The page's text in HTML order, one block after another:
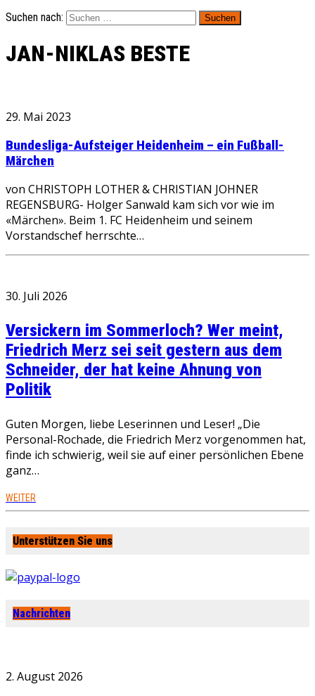
Suchen nach:
JAN-NIKLAS BESTE
29. Mai 2023
Bundesliga-Aufsteiger Heidenheim – ein Fußball-
Märchen
von CHRISTOPH LOTHER & CHRISTIAN JOHNER
REGENSBURG- Holger Sanwald kam sich vor wie im
«Märchen». Beim 1. FC Heidenheim und seinem
Vorstandschef herrschte…
30. Juli 2026
Versickern im Sommerloch? Wer meint,
Friedrich Merz sei seit gestern aus dem
Schneider, der hat keine Ahnung von
Politik
Guten Morgen, liebe Leserinnen und Leser! „Die
Personal-Rochade, die Friedrich Merz vorgenommen hat,
finde ich schwierig, weil sie auf einer persönlichen Ebene
ganz…
WEITER
Unterstützen Sie uns
Nachrichten
2. August 2026